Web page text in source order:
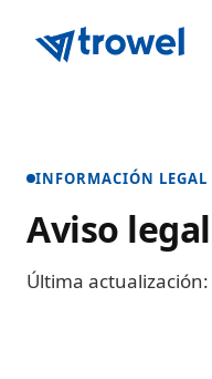
INFORMACIÓN LEGAL
Aviso legal
Última actualización: